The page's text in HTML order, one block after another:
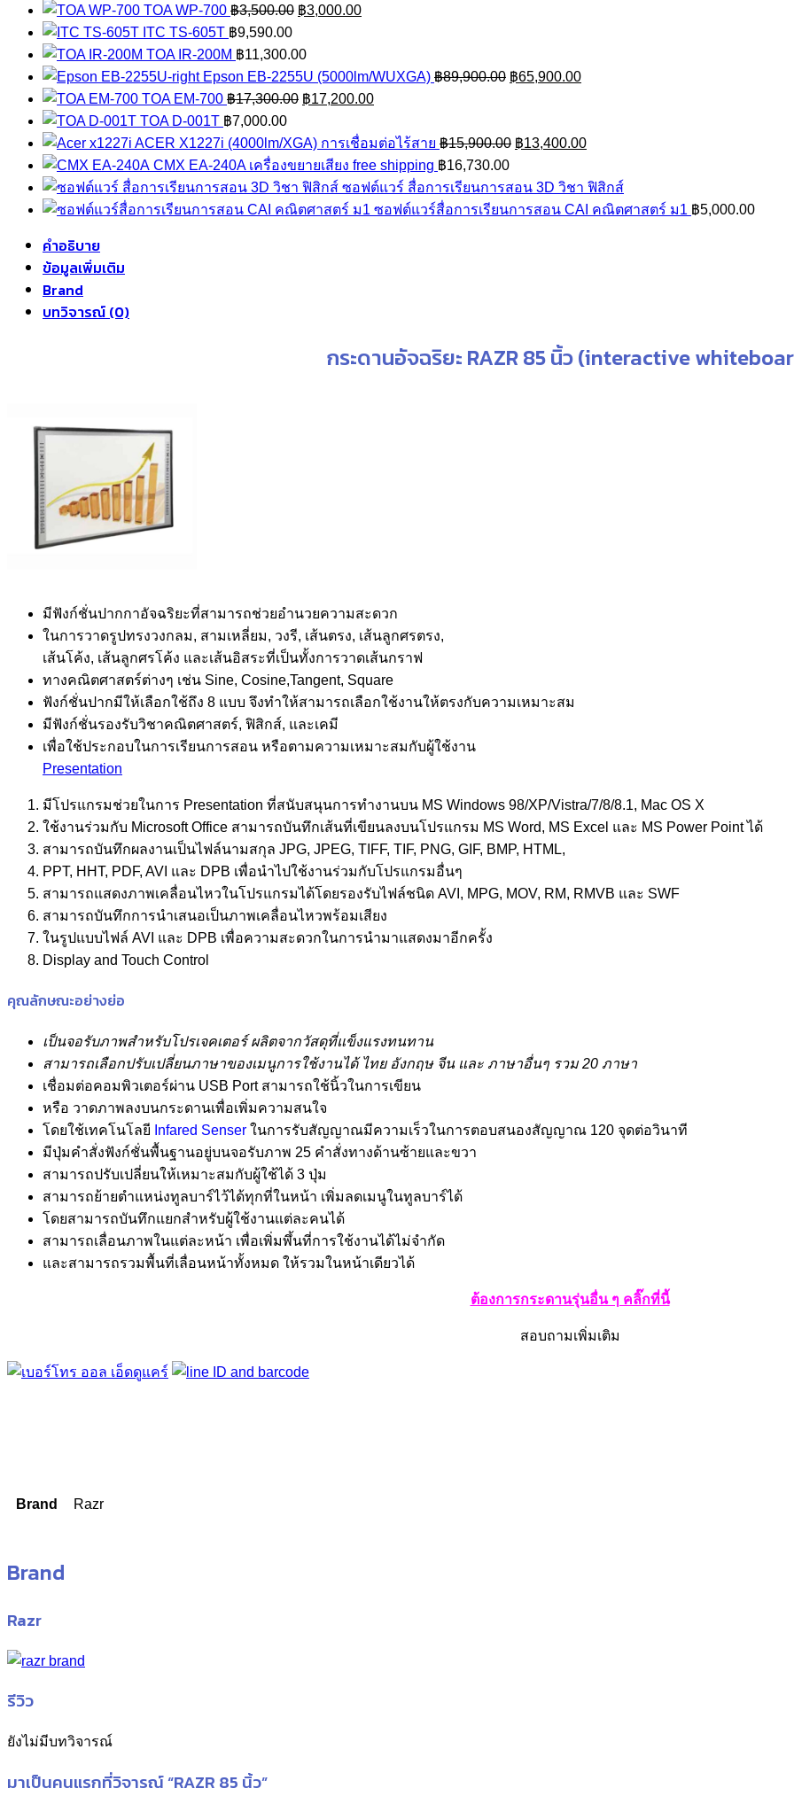
TOA WP-700 ฿3,500.00 Original
was:
฿3,500.00.
฿3,000.00Current
฿3,000.00.
ITC TS-605T ฿9,590.00
TOA IR-200M ฿11,300.00
Epson EB-2255U (5000lm/WUXGA) ฿89,900.00 Original
฿89,900.00.
฿65,900.00Current
฿65,900.00.
TOA EM-700 ฿17,300.00 Original
was:
฿17,300.00.
฿17,200.00Current
is:
฿17,200.00.
TOA D-001T ฿7,000.00
ACER X1227i (4000lm/XGA) การเชื่อมต่อไร้สาย ฿15,900.00 Original
was:
฿15,900.00.
฿13,400.00Current
is:
฿13,400.00.
CMX EA-240A เครื่องขยายเสียง free shipping ฿16,730.00
ซอฟต์แวร์ สื่อการเรียนการสอน 3D วิชา ฟิสิกส์
ซอฟต์แวร์สื่อการเรียนการสอน CAI คณิตศาสตร์ ม1 ฿5,000.00
คำอธิบาย
ข้อมูลเพิ่มเติม
Brand
บทวิจารณ์ (0)
กระดานอัจฉริยะ RAZR 85 นิ้ว (interactive
มีฟังก์ชั่นปากกาอัจฉริยะที่สามารถช่วยอำนวยความสะดวก
ในการวาดรูปทรงวงกลม, สามเหลี่ยม, วงรี, เส้นตรง, เส้นลูกศรตรง,
เส้นโค้ง, เส้นลูกศรโค้ง และเส้นอิสระที่เป็นทั้งการวาดเส้นกราฟ
ทางคณิตศาสตร์ต่างๆ เช่น Sine, Cosine,Tangent, Square
ฟังก์ชั่นปากมีให้เลือกใช้ถึง 8 แบบ จึงทำให้สามารถเลือกใช้งานให้ตรงกับความเหมาะสม
มีฟังก์ชั่นรองรับวิชาคณิตศาสตร์, ฟิสิกส์, และเคมี
เพื่อใช้ประกอบในการเรียนการสอน หรือตามความเหมาะสมกับผู้ใช้งาน
Presentation
มีโปรแกรมช่วยในการ Presentation ที่สนับสนุนการทำงานบน MS Windows 98/XP/Vistra/7/8/8.1, Mac OS X
ใช้งานร่วมกับ Microsoft Office สามารถบันทึกเส้นที่เขียนลงบนโปรแกรม MS Word, MS Excel และ MS Power Point ได้
สามารถบันทึกผลงานเป็นไฟล์นามสกุล JPG, JPEG, TIFF, TIF, PNG, GIF, BMP, HTML,
PPT, HHT, PDF, AVI และ DPB เพื่อนำไปใช้งานร่วมกับโปรแกรมอื่นๆ
สามารถแสดงภาพเคลื่อนไหวในโปรแกรมได้โดยรองรับไฟล์ชนิด AVI, MPG, MOV, RM, RMVB และ SWF
สามารถบันทึกการนำเสนอเป็นภาพเคลื่อนไหวพร้อมเสียง
ในรูปแบบไฟล์ AVI และ DPB เพื่อความสะดวกในการนำมาแสดงมาอีกครั้ง
Display and Touch Control
คุณลักษณะอย่างย่อ
เป็นจอรับภาพสำหรับโปรเจคเตอร์ ผลิตจากวัสดุที่แข็งแรงทนทาน
สามารถเลือกปรับเปลี่ยนภาษาของเมนูการใช้งานได้ ไทย อังกฤษ จีน และ ภาษาอื่นๆ รวม 20 ภาษา
เชื่อมต่อคอมพิวเตอร์ผ่าน USB Port สามารถใช้นิ้วในการเขียน
หรือ วาดภาพลงบนกระดานเพื่อเพิ่มความสนใจ
โดยใช้เทคโนโลยี Infared Senser ในการรับสัญญาณมีความเร็วในการตอบสนองสัญญาณ 120 จุดต่อวินาที
มีปุ่มคำสั่งฟังก์ชั่นพื้นฐานอยู่บนจอรับภาพ 25 คำสั่งทางด้านซ้ายและขวา
สามารถปรับเปลี่ยนให้เหมาะสมกับผู้ใช้ได้ 3 ปุ่ม
สามารถย้ายตำแหน่งทูลบาร์ไว้ได้ทุกที่ในหน้า เพิ่มลดเมนูในทูลบาร์ได้
โดยสามารถบันทึกแยกสำหรับผู้ใช้งานแต่ละคนได้
สามารถเลื่อนภาพในแต่ละหน้า เพื่อเพิ่มพึ้นที่การใช้งานได้ไม่จำกัด
และสามารถรวมพื้นที่เลื่อนหน้าทั้งหมด ให้รวมในหน้าเดียวได้
ต้องการกระดานรุ่นอื่น ๆ คลิ๊กที่นี้
สอบถามเพิ่มเติม
Brand Razr
Brand
Razr
รีวิว
ยังไม่มีบทวิจารณ์
มาเป็นคนแรกที่วิจารณ์ “RAZR 85 นิ้ว”